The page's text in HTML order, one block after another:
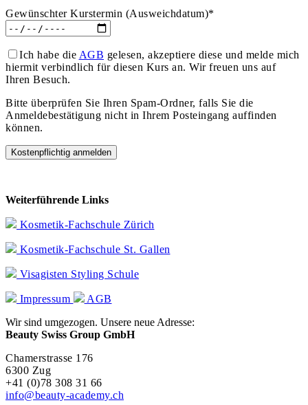
Gewünschter Kurstermin (Ausweichdatum)*
Ich habe die AGB gelesen, akzeptiere diese und melde mich
hiermit verbindlich für diesen Kurs an. Wir freuen uns auf
Ihren Besuch.
Bitte überprüfen Sie Ihren Spam-Ordner, falls Sie die
Anmeldebestätigung nicht in Ihrem Posteingang auffinden
können.
Weiterführende Links
Kosmetik-Fachschule Zürich
Kosmetik-Fachschule St. Gallen
Visagisten Styling Schule
Impressum
AGB
Wir sind umgezogen. Unsere neue Adresse:
Beauty Swiss Group GmbH
Chamerstrasse 176
6300 Zug
+41 (0)78 308 31 66
info@beauty-academy.ch